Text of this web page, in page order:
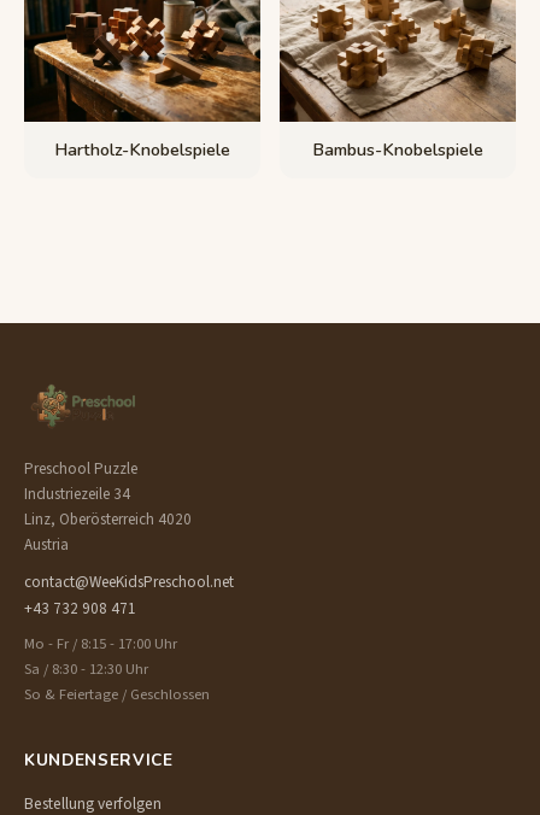
Hartholz-Knobelspiele Bambus-Knobelspiele
Preschool Puzzle
Industriezeile 34
Linz, Oberösterreich 4020
Austria
contact@WeeKidsPreschool.net
+43 732 908 471
Mo - Fr / 8:15 - 17:00 Uhr
Sa / 8:30 - 12:30 Uhr
So & Feiertage / Geschlossen
KUNDENSERVICE
Bestellung verfolgen